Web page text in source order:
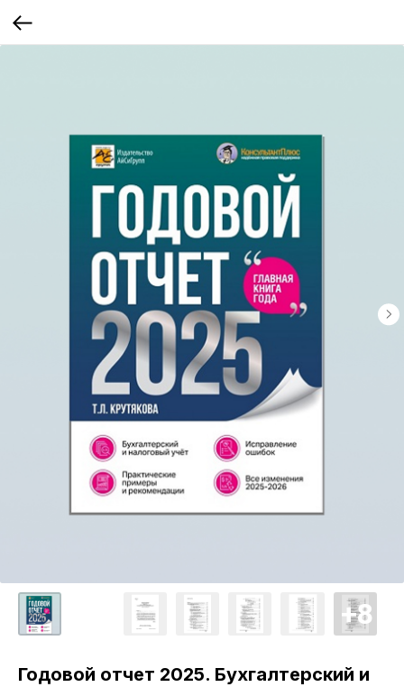
Годовой отчет 2025. Бухгалтерский и